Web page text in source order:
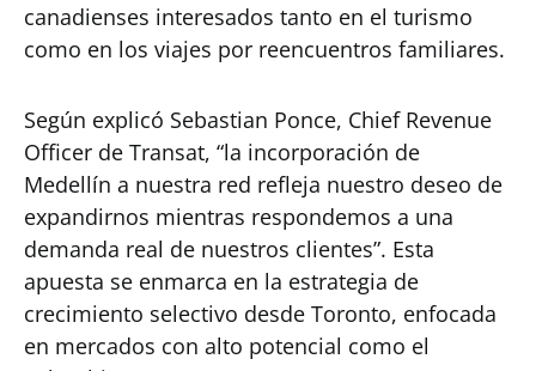
canadienses interesados tanto en el turismo
como en los viajes por reencuentros familiares.
Según explicó Sebastian Ponce, Chief Revenue
Officer de Transat, “la incorporación de
Medellín a nuestra red refleja nuestro deseo de
expandirnos mientras respondemos a una
demanda real de nuestros clientes”. Esta
apuesta se enmarca en la estrategia de
crecimiento selectivo desde Toronto, enfocada
en mercados con alto potencial como el